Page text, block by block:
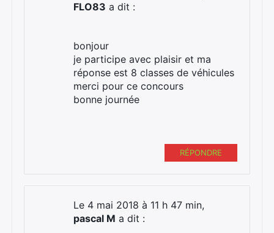
FLO83 a dit :
bonjour
je participe avec plaisir et ma
réponse est 8 classes de véhicules
merci pour ce concours
bonne journée
RÉPONDRE
Le 4 mai 2018 à 11 h 47 min,
pascal M a dit :